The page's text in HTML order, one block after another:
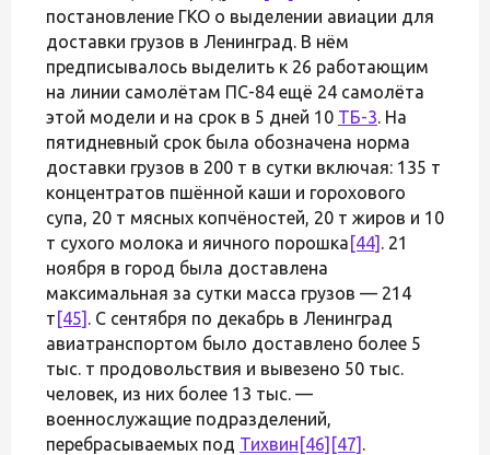
постановление ГКО о выделении авиации для
доставки грузов в Ленинград. В нём
предписывалось выделить к 26 работающим
на линии самолётам ПС-84 ещё 24 самолёта
этой модели и на срок в 5 дней 10 ТБ-3. На
пятидневный срок была обозначена норма
доставки грузов в 200 т в сутки включая: 135 т
концентратов пшённой каши и горохового
супа, 20 т мясных копчёностей, 20 т жиров и 10
т сухого молока и яичного порошка [44] . 21
ноября в город была доставлена
максимальная за сутки масса грузов — 214
т [45] . С сентября по декабрь в Ленинград
авиатранспортом было доставлено более 5
тыс. т продовольствия и вывезено 50 тыс.
человек, из них более 13 тыс. —
военнослужащие подразделений,
перебрасываемых под Тихвин [46] [47] .